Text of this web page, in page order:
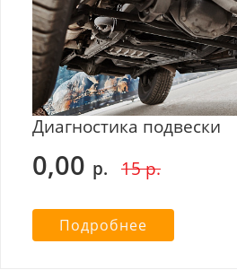
Диагностика подвески
0,00 р. 15 р.
Подробнее